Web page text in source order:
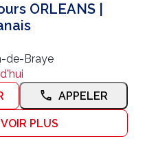
ORLEANS |
de-Braye
APPELER
VOIR PLUS